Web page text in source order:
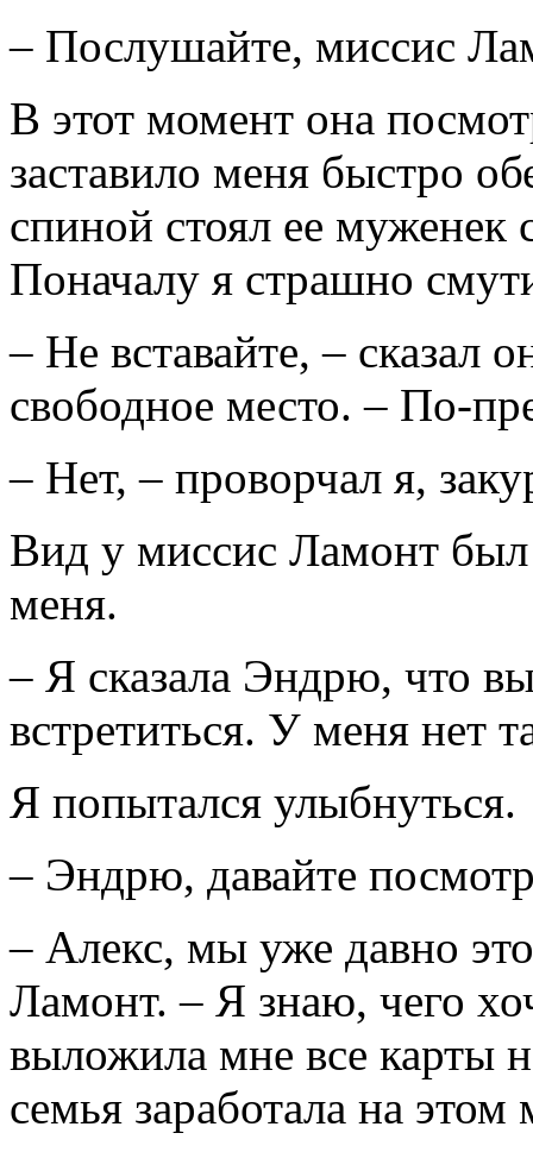
– Послушайте, миссис
В этот момент она
заставило меня быстро
спиной стоял ее муженек
Поначалу я страшно
– Не вставайте, – сказал
свободное место. – По-
– Нет, – проворчал я,
Вид у миссис Ламонт
меня.
– Я сказала Эндрю, что
встретиться. У меня нет
Я попытался улыбнуться.
– Эндрю, давайте
– Алекс, мы уже давно
Ламонт. – Я знаю, чего
выложила мне все карты
семья заработала на